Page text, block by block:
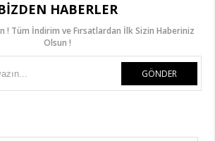
HABERLER
! Tüm İndirim ve Fırsatlardan İlk Sizin Haberiniz
Olsun !
GÖNDER